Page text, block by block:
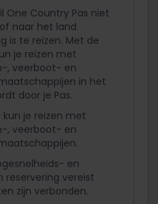
One Country Pas niet
naar het land
is te reizen. Met de
je reizen met
, veerboot- en
in het
door je Pas.
kun je reizen met
, veerboot- en
en
reservering vereist
zijn verbonden.